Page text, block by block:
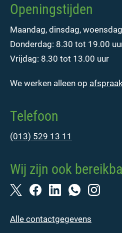
Openingstijden
Maandag, dinsdag,
Donderdag: 8.30 tot 19.00
Vrijdag: 8.30 tot 13.00 uur
We werken alleen op afspraak
Telefoon
(013) 529 13 11
Wij zijn ook
Alle contactgegevens